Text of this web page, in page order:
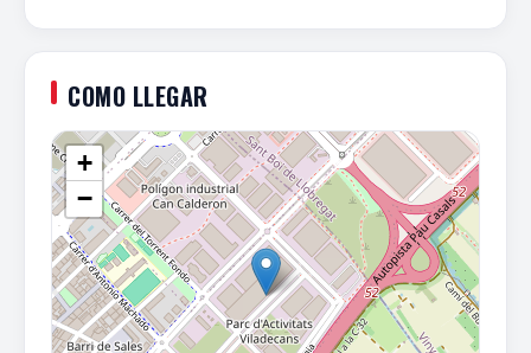
COMO LLEGAR
+
−